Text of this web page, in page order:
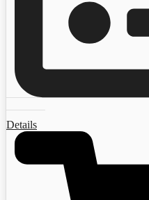
Details